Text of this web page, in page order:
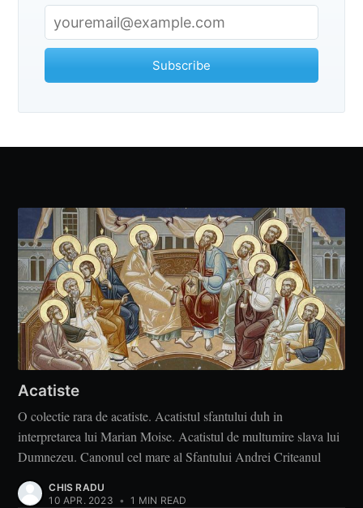
Subscribe
Acatiste
O colectie rara de acatiste. Acatistul sfantului duh in
interpretarea lui Marian Moise. Acatistul de multumire slava lui
Dumnezeu. Canonul cel mare al Sfantului Andrei Criteanul
CHIS RADU
10 APR. 2023 • 1 MIN READ